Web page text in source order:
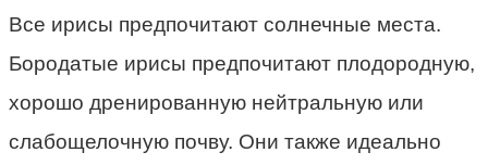
Все ирисы предпочитают солнечные места.
Бородатые ирисы предпочитают плодородную,
хорошо дренированную нейтральную или
слабощелочную почву. Они также идеально